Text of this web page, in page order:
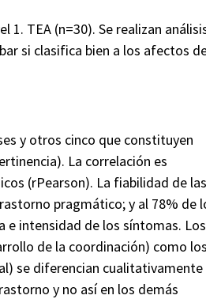
TEA (n=30). Se realizan
si clasifica bien a los afectos
y otros cinco que constituyen
La correlación es
(rPearson). La fiabilidad de las
pragmático; y al 78% de
e intensidad de los síntomas. Los
de la coordinación) como los
se diferencian cualitativamente
y no así en los demás